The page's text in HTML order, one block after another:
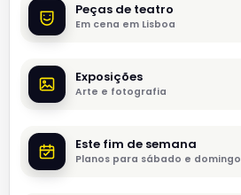
Peças de teatro
Em cena em Lisboa
Exposições
Arte e fotografia
Este fim de semana
Planos para sábado e domingo